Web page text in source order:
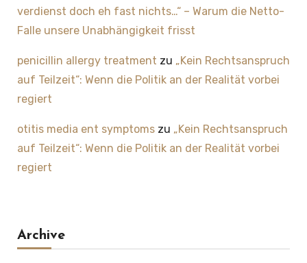
verdienst doch eh fast nichts…“ – Warum die Netto-
Falle unsere Unabhängigkeit frisst
penicillin allergy treatment zu „Kein Rechtsanspruch
auf Teilzeit“: Wenn die Politik an der Realität vorbei
regiert
otitis media ent symptomszu „Kein Rechtsanspruch
auf Teilzeit“: Wenn die Politik an der Realität vorbei
regiert
Archive